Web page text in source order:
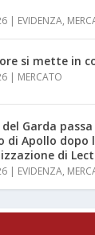
| EVIDENZA,
si mette in
| MERCATO
Garda
di Apollo dopo
di
| EVIDENZA,